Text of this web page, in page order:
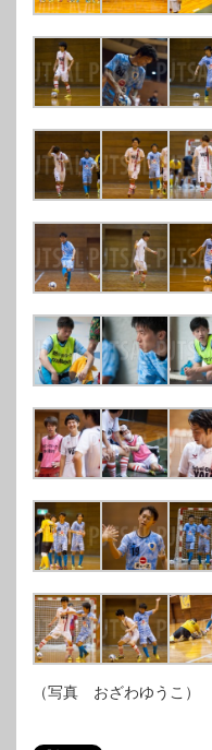
（写真 おざわゆうこ）